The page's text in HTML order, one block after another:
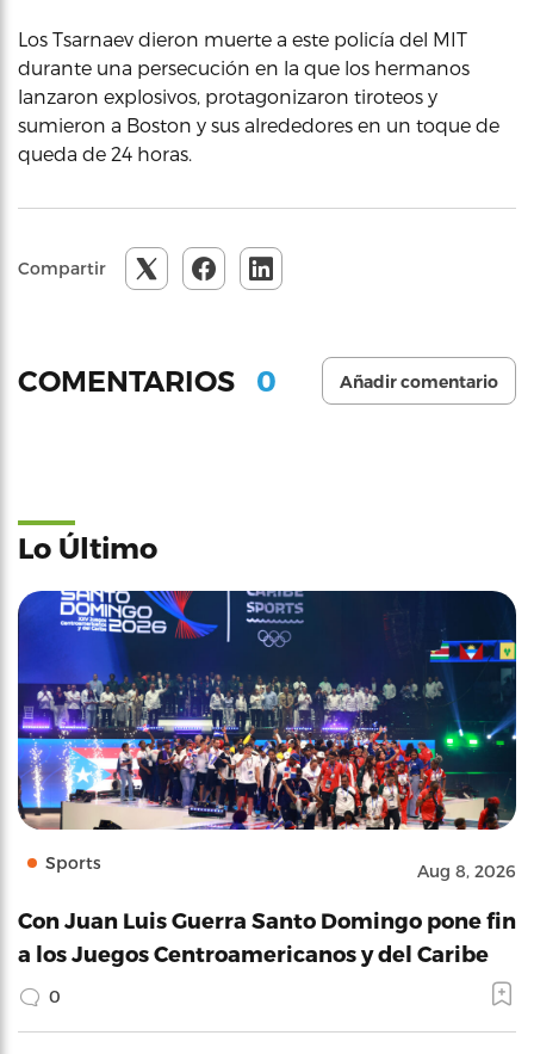
Los Tsarnaev dieron muerte a este policía del MIT
durante una persecución en la que los hermanos
lanzaron explosivos, protagonizaron tiroteos y
sumieron a Boston y sus alrededores en un toque de
queda de 24 horas.
Compartir
COMENTARIOS 0 Añadir comentario
Lo Último
Sports Aug 8, 2026
Con Juan Luis Guerra Santo Domingo pone fin
a los Juegos Centroamericanos y del Caribe
0